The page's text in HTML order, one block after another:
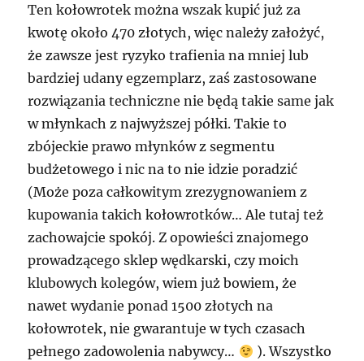
Ten kołowrotek można wszak kupić już za
kwotę około 470 złotych, więc należy założyć,
że zawsze jest ryzyko trafienia na mniej lub
bardziej udany egzemplarz, zaś zastosowane
rozwiązania techniczne nie będą takie same jak
w młynkach z najwyższej półki. Takie to
zbójeckie prawo młynków z segmentu
budżetowego i nic na to nie idzie poradzić
(Może poza całkowitym zrezygnowaniem z
kupowania takich kołowrotków… Ale tutaj też
zachowajcie spokój. Z opowieści znajomego
prowadzącego sklep wędkarski, czy moich
klubowych kolegów, wiem już bowiem, że
nawet wydanie ponad 1500 złotych na
kołowrotek, nie gwarantuje w tych czasach
pełnego zadowolenia nabywcy…
). Wszystko